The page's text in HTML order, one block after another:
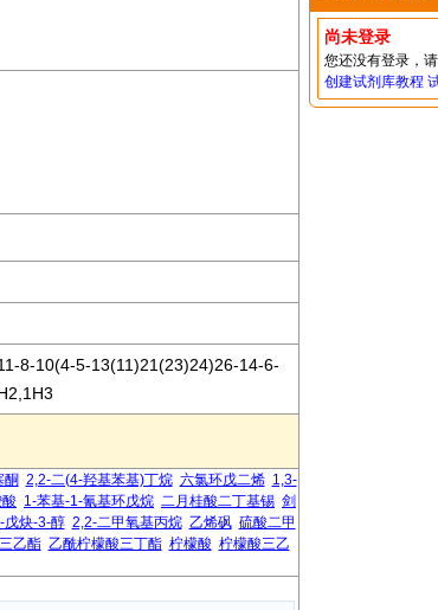
8-10(4-5-13(11)21(23)24)26-14-6-
酮 2,2-二(4-羟基苯基)丁烷 六氯环戊二烯 1,3-
1-苯基-1-氰基环戊烷 二月桂酸二丁基锡 剑
戊炔-3-醇 2,2-二甲氧基丙烷 乙烯砜 硫酸二甲
乙酯 乙酰柠檬酸三丁酯 柠檬酸 柠檬酸三乙
尚未登录
您还没有登录，
创建试剂库教程